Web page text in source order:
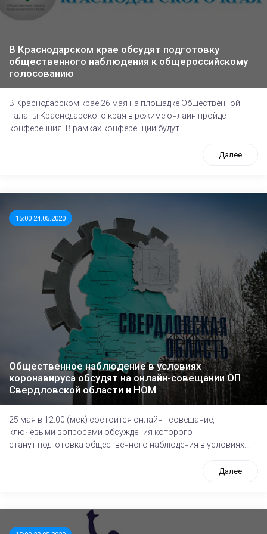
В Краснодарском крае обсудят подготовку
общественного наблюдения к общероссийскому
голосованию
В Краснодарском крае 26 мая на площадке Общественной
палаты Краснодарского края в режиме онлайн пройдёт
конференция. В рамках конференции будут...
Далее
15:00 24.05.2020
Общественное наблюдение в условиях
коронавируса обсудят на онлайн-совещании ОП
Свердловской области и НОМ
25 мая в 12:00 (мск) состоится онлайн - совещание,
ключевыми вопросами обсуждения которого
станут подготовка общественного наблюдения в условиях...
Далее